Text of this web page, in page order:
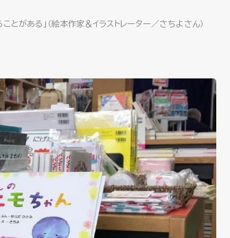
がある」（絵本作家＆イラストレーター／さちよさん）